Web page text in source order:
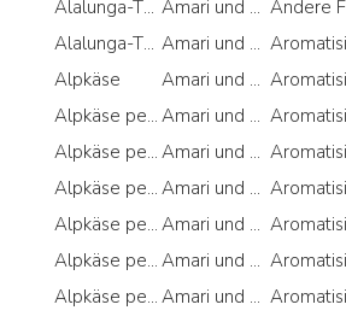
Alalunga-Thunfisch per Speichern Sie das italienische Essen
Alalunga-Thunfisch per Vie del Gusto
Alpkäse
Alpkäse per 50 Spezial
Alpkäse per Auswahl der Freundschaft
Alpkäse per Berühmt
Alpkäse per Bestseller
Alpkäse per Große Formate
Alpkäse per Kostenlos von
Amari und Bitter per Auswahl der Freundschaft
Amari und Bitter per Berühmt
Amari und Bitter per Gefälligkeiten zum Abschluss
Amari und Bitter per Geschenkideen
Amari und Bitter per Hochzeitsgeschenke
Amari und Bitter per Modische Lebensmittel
Amari und Bitter per Neues Jahr
Amari und Bitter per Romantisches Abendessen
Amari und Bitter per Schmecken